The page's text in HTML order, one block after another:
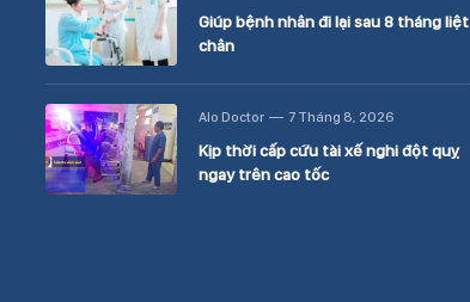
Giúp bệnh nhân đi lại sau 8 tháng liệt
chân
Alo Doctor 7 Tháng 8, 2026
Kịp thời cấp cứu tài xế nghi đột quỵ
ngay trên cao tốc